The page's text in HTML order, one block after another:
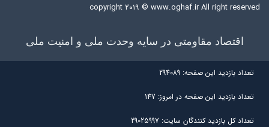
copyright ۲۰۱۹ © www.oghaf.irAll right reserved
اقتصاد مقاومتی در سایه وحدت ملی و امنیت ملی
تعداد بازديد اين صفحه: 294089
تعداد بازديد اين صفحه در امروز: 147
تعداد کل بازديد کنندگان سايت: 29025997